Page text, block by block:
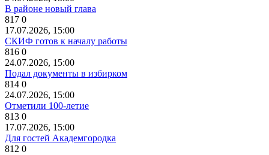
В районе новый глава
817 0
17.07.2026, 15:00
СКИФ готов к началу работы
816 0
24.07.2026, 15:00
Подал документы в избирком
814 0
24.07.2026, 15:00
Отметили 100-летие
813 0
17.07.2026, 15:00
Для гостей Академгородка
812 0